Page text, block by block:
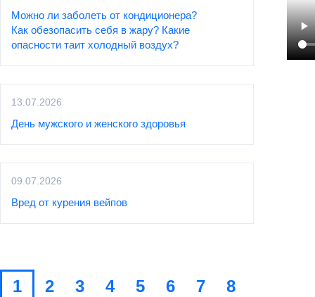
Можно ли заболеть от кондиционера?
Как обезопасить себя в жару? Какие
опасности таит холодный воздух?
13.07.2026
День мужского и женского здоровья
09.07.2026
Вред от курения вейпов
1 2 3 4 5 6 7
8